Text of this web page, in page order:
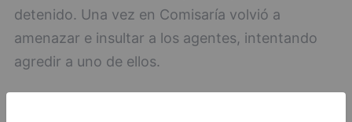
detenido. Una vez en Comisaría volvió a
amenazar e insultar a los agentes, intentando
agredir a uno de ellos.